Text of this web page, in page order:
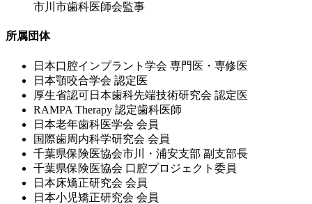
市川市歯科医師会監事
所属団体
⽇本⼝腔インプラント学会 専⾨医・専修医
⽇本顎咬合学会 認定医
厚⽣省認可⽇本⻭科先端技術研究会 認定医
RAMPA Therapy 認定⻭科医師
⽇本⽼年⻭科医学会 会員
国際⻭周内科学研究会 会員
千葉県保険医協会市川・浦安⽀部 副⽀部⻑
千葉県保険医協会 ⼝腔プロジェクト委員
⽇本床矯正研究会 会員
⽇本⼩児矯正研究会 会員